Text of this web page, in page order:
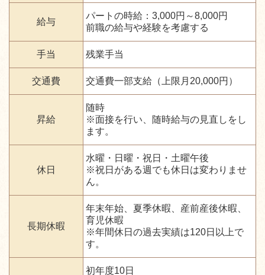
給与
パートの時給：3,000円～8,000円
前職の給与や経験を考慮する
手当 残業手当
交通費 交通費一部支給（上限月20,000円）
昇給
随時
※面接を行い、随時給与の見直しをし
ます。
休日
水曜・日曜・祝日・土曜午後
※祝日がある週でも休日は変わりませ
ん。
長期休暇
年末年始、夏季休暇、産前産後休暇、
育児休暇
※年間休日の過去実績は120日以上で
す。
初年度10日